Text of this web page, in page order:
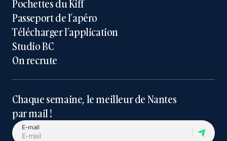
Pochettes du Kiff
Passeport de l’apéro
Télécharger l’application
Studio BC
On recrute
Chaque semaine, le meilleur de Nantes
par mail !
E-mail